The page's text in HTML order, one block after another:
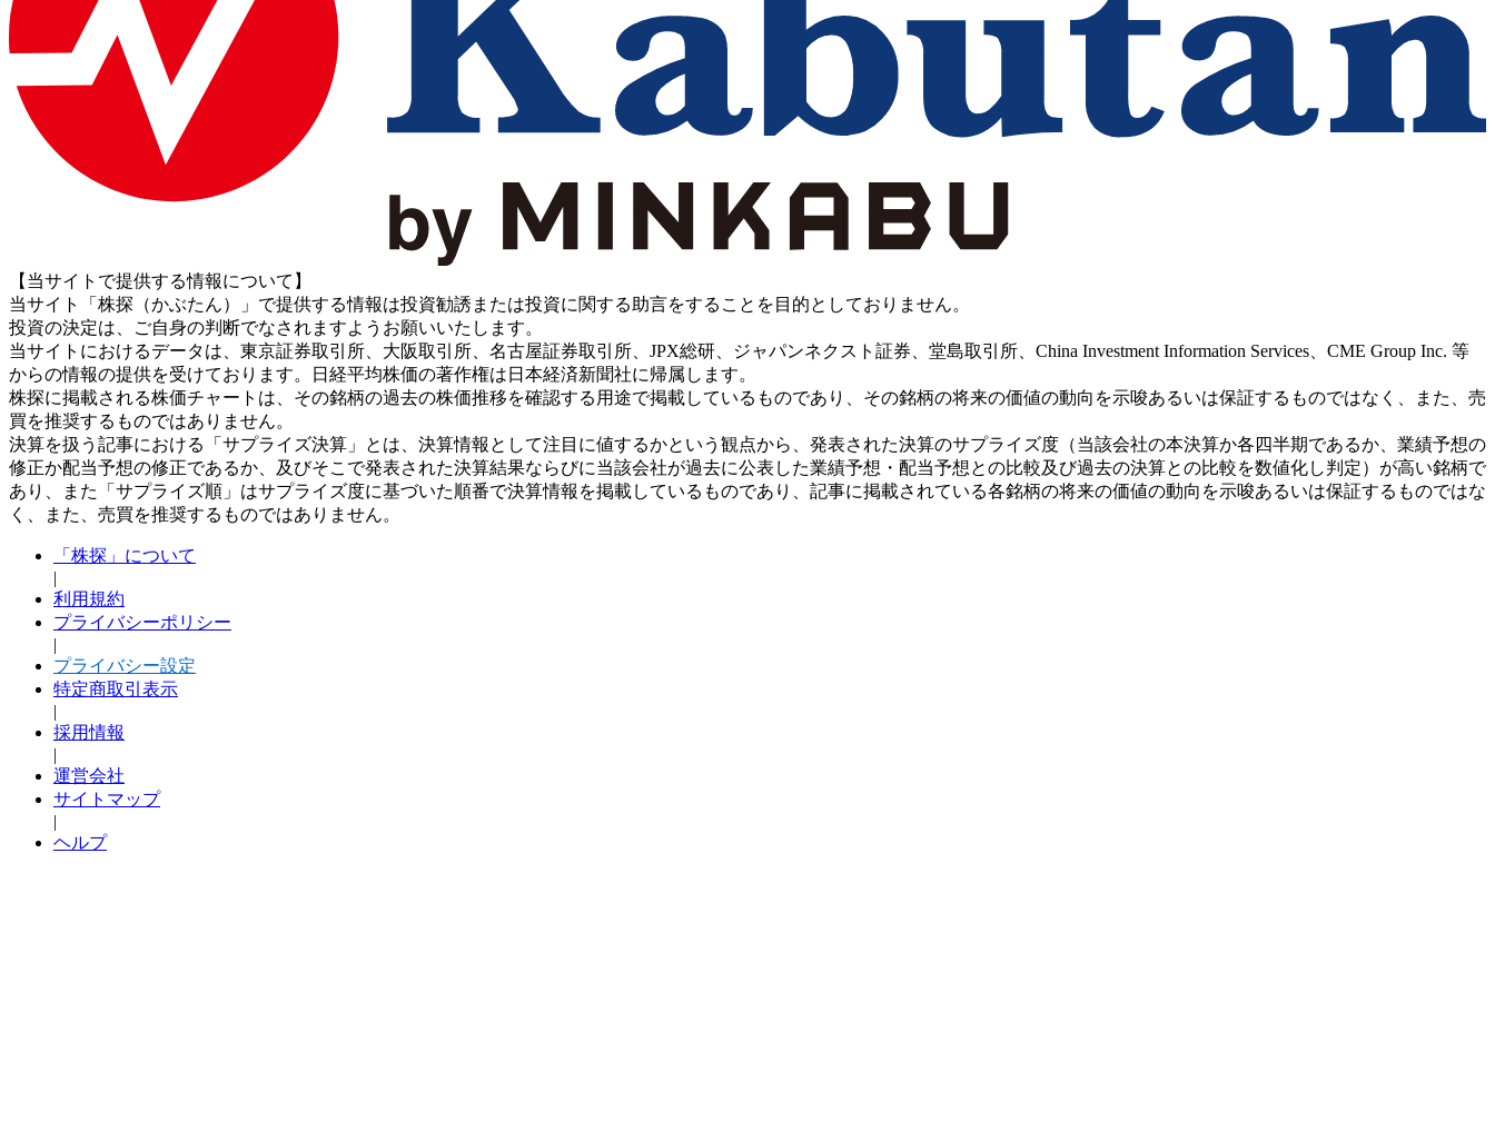
【当サイトで提供する情報について】
当サイト「株探（かぶたん）」で提供する情報は投資勧誘または投資に関する助言をすることを目的としておりません。
投資の決定は、ご自身の判断でなされますようお願いいたします。
当サイトにおけるデータは、東京証券取引所、大阪取引所、名古屋証券取引所、JPX総研、ジャパンネクスト証券、堂島取引所、China Investment Information Services、CME Group Inc. 等
からの情報の提供を受けております。日経平均株価の著作権は日本経済新聞社に帰属します。
株探に掲載される株価チャートは、その銘柄の過去の株価推移を確認する用途で掲載しているものであり、その銘柄の将来の価値の動向を示唆あるいは保証するものではなく、また、売
買を推奨するものではありません。
決算を扱う記事における「サプライズ決算」とは、決算情報として注目に値するかという観点から、発表された決算のサプライズ度（当該会社の本決算か各四半期であるか、業績予想の
修正か配当予想の修正であるか、及びそこで発表された決算結果ならびに当該会社が過去に公表した業績予想・配当予想との比較及び過去の決算との比較を数値化し判定）が高い銘柄で
あり、また「サプライズ順」はサプライズ度に基づいた順番で決算情報を掲載しているものであり、記事に掲載されている各銘柄の将来の価値の動向を示唆あるいは保証するものではな
く、また、売買を推奨するものではありません。
「株探」について
|
利用規約
プライバシーポリシー
|
プライバシー設定
特定商取引表示
|
採用情報
|
運営会社
サイトマップ
|
ヘルプ